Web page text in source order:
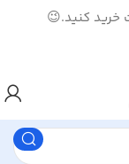
خرید کنید.😉